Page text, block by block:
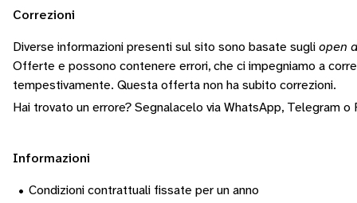
Correzioni
Diverse informazioni presenti sul sito sono basate sugli open
Offerte e possono contenere errori, che ci impegniamo a
tempestivamente. Questa offerta non ha subito correzioni.
Hai trovato un errore? Segnalacelo via WhatsApp, Telegram o
Informazioni
• Condizioni contrattuali fissate per un anno